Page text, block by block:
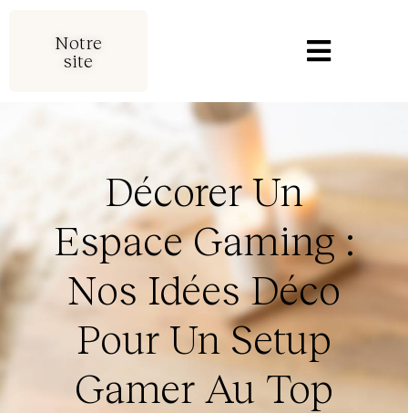
Notre
site
Décorer Un
Espace Gaming :
Nos Idées Déco
Pour Un Setup
Gamer Au Top